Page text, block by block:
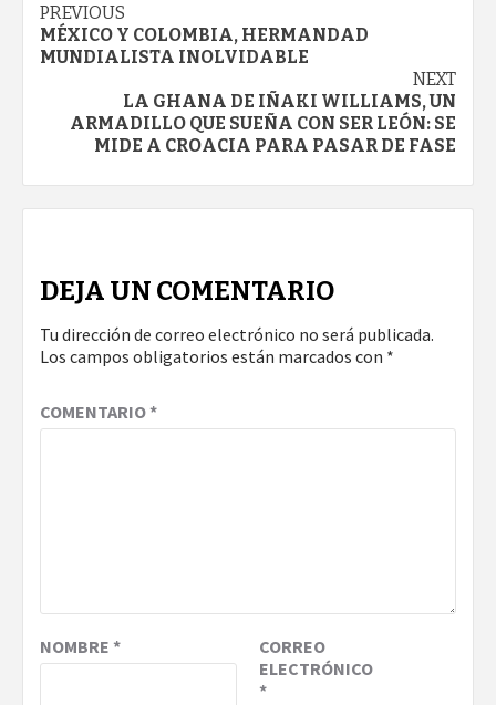
Continue
Reading
PREVIOUS
MÉXICO Y COLOMBIA, HERMANDAD
MUNDIALISTA INOLVIDABLE
NEXT
LA GHANA DE IÑAKI WILLIAMS, UN
ARMADILLO QUE SUEÑA CON SER LEÓN: SE
MIDE A CROACIA PARA PASAR DE FASE
DEJA UN COMENTARIO
Tu dirección de correo electrónico no será publicada.
Los campos obligatorios están marcados con *
COMENTARIO*
NOMBRE *
CORREO
ELECTRÓNICO
*